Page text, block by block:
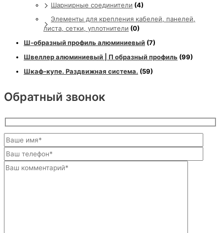
Шарнирные соединители (4)
Элементы для крепления кабелей, панелей,
листа, сетки, уплотнители (0)
Ш-образный профиль алюминиевый (7)
Швеллер алюминиевый | П образный профиль (99)
Шкаф-купе. Раздвижная система. (59)
Обратный звонок